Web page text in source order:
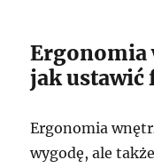
Ergonomia
jak ustawić
Ergonomia
wygodę, ale